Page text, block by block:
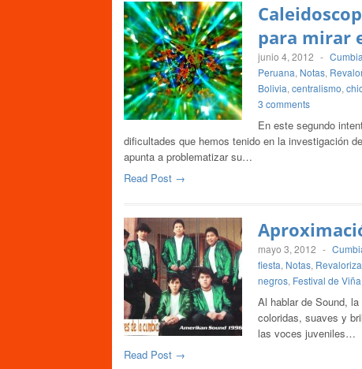
para mirar
junio 4, 2012 -
Peruana, Notas,
Bolivia, centralismo,
3 comments
En este segundo
dificultades que hemos tenido en la investigación
apunta a problematizar su…
Read Post →
mayo 3, 2012 -
fiesta, Notas,
negros, Festival de Viña
Al hablar de Sound,
coloridas, suaves y
las voces juveniles…
Read Post →